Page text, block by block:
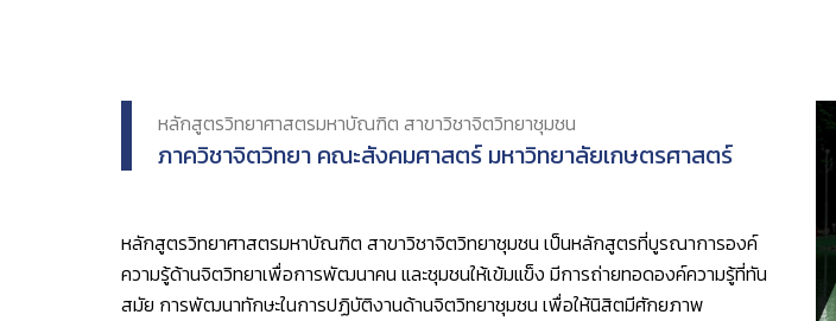
หลักสูตรวิทยาศาสตรมหาบัณฑิต สาขาวิชาจิตวิทยาชุมชน
ภาควิชาจิตวิทยา คณะสังคมศาสตร์ มหาวิทยาลัยเกษตรศาสตร์
หลักสูตรวิทยาศาสตรมหาบัณฑิต สาขาวิชาจิตวิทยาชุมชน เป็นหลักสูตรที่บูรณาการองค์
ความรู้ด้านจิตวิทยาเพื่อการพัฒนาคน และชุมชนให้เข้มแข็ง มีการถ่ายทอดองค์ความรู้ที่ทัน
สมัย การพัฒนาทักษะในการปฏิบัติงานด้านจิตวิทยาชุมชน เพื่อให้นิสิตมีศักยภาพ